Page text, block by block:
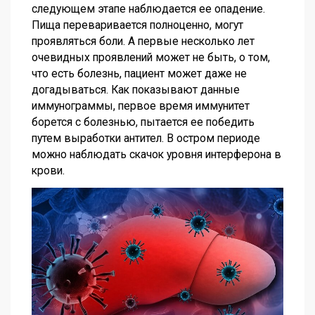
следующем этапе наблюдается ее опадение.
Пища переваривается полноценно, могут
проявляться боли. А первые несколько лет
очевидных проявлений может не быть, о том,
что есть болезнь, пациент может даже не
догадываться. Как показывают данные
иммунограммы, первое время иммунитет
борется с болезнью, пытается ее победить
путем выработки антител. В остром периоде
можно наблюдать скачок уровня интерферона в
крови.